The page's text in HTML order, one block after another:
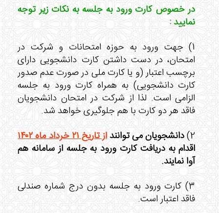
در خصوص کارت ورود به جلسه به نکات زیر توجه
نمایید‌ :
1) جهت ورود به حوزه امتحانات و شرکت در
امتحان، در دست داشتن کارت دانشجویی دارای
برچسب اعتبار (و یا کارت ملی در صورت عدم صدور
کارت دانشجویی) به همراه کارت ورود به جلسه
الزامی است. لذا از شرکت در امتحان دانشجویان
فاقد هر دو کارت با هم جلوگیری خواهد شد.
2) دانشجویان می تواننداز تاریخ ۲۱ خرداد ماه ۱۴۰۲
اقدام به دریافت کارت ورود به جلسه از سامانه هم
آوا نمایند.
3) کارت ورود به جلسه بدون درج شماره صندلی
فاقد اعتبار است.